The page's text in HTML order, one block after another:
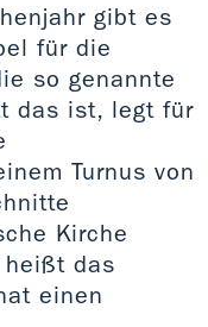
gibt es
für die
so genannte
das ist, legt für
Turnus von
Kirche
das
einen